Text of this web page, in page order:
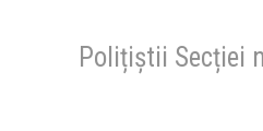
Polițiștii Secției